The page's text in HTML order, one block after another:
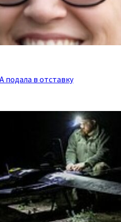
подала в отставку